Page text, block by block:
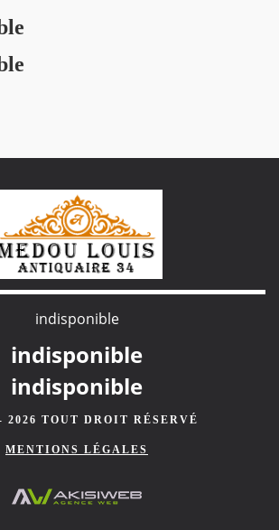
indisponible
indisponible
indisponible
2026 TOUT DROIT RÉSERVÉ
MENTIONS LÉGALES